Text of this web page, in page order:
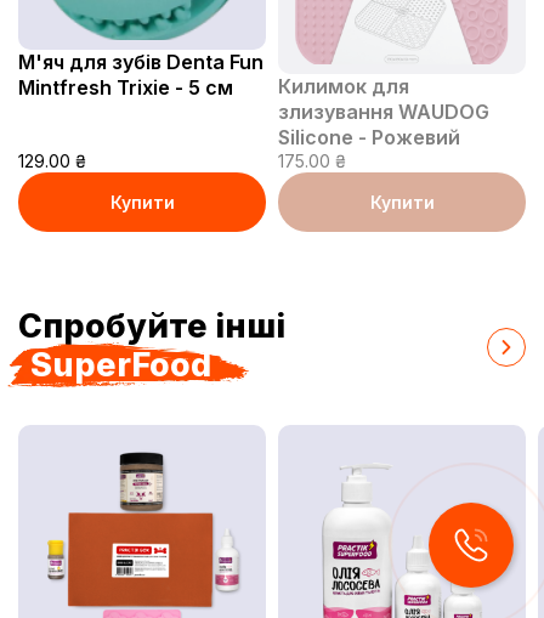
М'яч для зубів Denta Fun
Mintfresh Trixie - 5 см
129.00 ₴
Купити
Килимок для
злизування WAUDOG
Silicone - Рожевий
175.00 ₴
Купити
Спробуйте інші
SuperFood